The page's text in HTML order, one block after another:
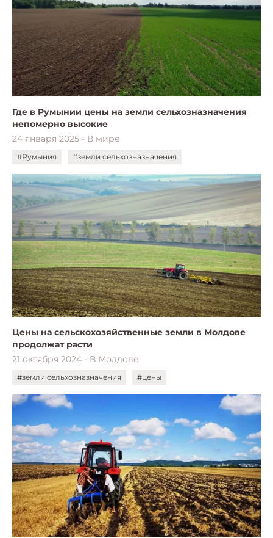
Где в Румынии цены на земли сельхозназначения
непомерно высокие
24 января 2025 - В мире
#Румыния #земли сельхозназначения
Цены на сельскохозяйственные земли в Молдове
продолжат расти
21 октября 2024 - В Молдове
#земли сельхозназначения #цены